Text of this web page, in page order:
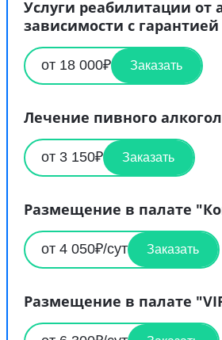
Услуги реабилитации от
зависимости с
от 18 000₽ Заказать
Лечение пивного
от 3 150₽ Заказать
Размещение в палате
от 4 050₽/сут Заказать
Размещение в палате